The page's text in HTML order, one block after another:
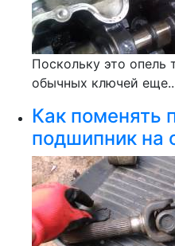
Поскольку это
обычных ключей
Как поменять
подшипник на